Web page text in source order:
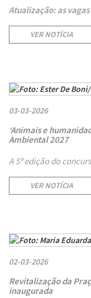
Atualização: as
VER NOTÍCIA
03-03-2026
‘Animais e
Ambiental 2027
A 5ª edição do
VER NOTÍCIA
02-03-2026
Revitalização da
inaugurada